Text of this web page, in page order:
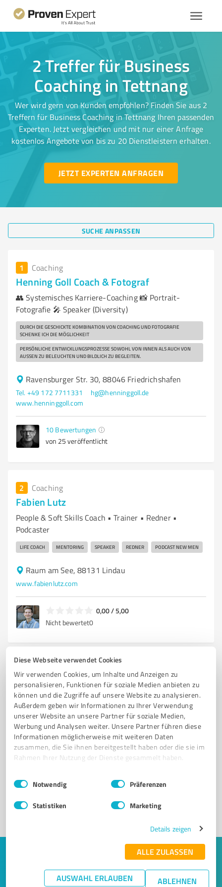
Diese Webseite verwendet Cookies
Wir verwenden Cookies, um Inhalte und Anzeigen zu
personalisieren, Funktionen für soziale Medien anbieten zu
können und die Zugriffe auf unsere Website zu analysieren.
Außerdem geben wir Informationen zu Ihrer Verwendung
unserer Website an unsere Partner für soziale Medien,
Werbung und Analysen weiter. Unsere Partner führen diese
Informationen möglicherweise mit weiteren Daten
zusammen, die Sie ihnen bereitgestellt haben oder die sie im
Rahmen Ihrer Nutzung der Dienste gesammelt haben.
Impressum Datenschutzbestimmungen
Einwilligungsauswahl
Notwendig Präferenzen
Statistiken Marketing
Details zeigen
ALLE ZULASSEN
AUSWAHL ERLAUBEN ABLEHNEN
2 Treffer für Business
Coaching in Tettnang
Wer wird gern von Kunden empfohlen? Finden Sie aus 2
Treffern für Business Coaching in Tettnang Ihren passenden
Experten. Jetzt vergleichen und mit nur einer Anfrage
kostenlos Angebote von bis zu 20 Dienstleistern erhalten.
JETZT EXPERTEN ANFRAGEN
SUCHE ANPASSEN
1 Coaching
Henning Goll Coach & Fotograf
👥️ Systemisches Karriere-Coaching 📸 Portrait-
Fotografie 🎤 Speaker (Diversity)
DURCH DIE GESCHICKTE KOMBINATION VON COACHING UND FOTOGRAFIE
SCHENKE ICH DIE MÖGLICHKEIT
PERSÖNLICHE ENTWICKLUNGSPROZESSE SOWOHL VON INNEN ALS AUCH VON
AUSSEN ZU BELEUCHTEN UND BILDLICH ZU BEGLEITEN.
Ravensburger Str. 30, 88046 Friedrichshafen
Tel. +49 172 7711331
hg@henninggoll.de
www.henninggoll.com
10 Bewertungen
von 25 veröffentlicht
2 Coaching
Fabien Lutz
People & Soft Skills Coach • Trainer • Redner •
Podcaster
LIFE COACH MENTORING SPEAKER REDNER PODCAST NEW MEN
Raum am See, 88131 Lindau
www.fabienlutz.com
0,00 / 5,00
Nicht bewertet0
Sie möchten auch hier gelistet werden?
Registrieren Sie sich jetzt und werden Sie ein von
Keine Zeit für lange Recherchen und E-
Mails? Jetzt Angebote empfangen!